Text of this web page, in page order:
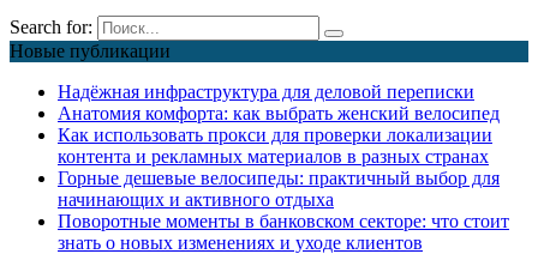
Search for:
Новые публикации
Надёжная инфраструктура для деловой переписки
Анатомия комфорта: как выбрать женский велосипед
Как использовать прокси для проверки локализации
контента и рекламных материалов в разных странах
Горные дешевые велосипеды: практичный выбор для
начинающих и активного отдыха
Поворотные моменты в банковском секторе: что стоит
знать о новых изменениях и уходе клиентов